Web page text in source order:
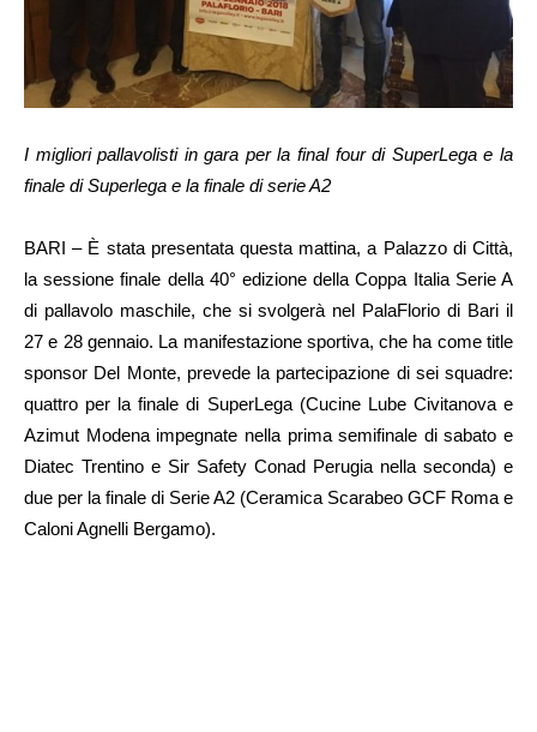
I migliori pallavolisti in gara per la final four di SuperLega e la
finale di Superlega e la finale di serie A2
BARI – È stata presentata questa mattina, a Palazzo di Città,
la sessione finale della 40° edizione della Coppa Italia Serie A
di pallavolo maschile, che si svolgerà nel PalaFlorio di Bari il
27 e 28 gennaio. La manifestazione sportiva, che ha come title
sponsor Del Monte, prevede la partecipazione di sei squadre:
quattro per la finale di SuperLega (Cucine Lube Civitanova e
Azimut Modena impegnate nella prima semifinale di sabato e
Diatec Trentino e Sir Safety Conad Perugia nella seconda) e
due per la finale di Serie A2 (Ceramica Scarabeo GCF Roma e
Caloni Agnelli Bergamo).